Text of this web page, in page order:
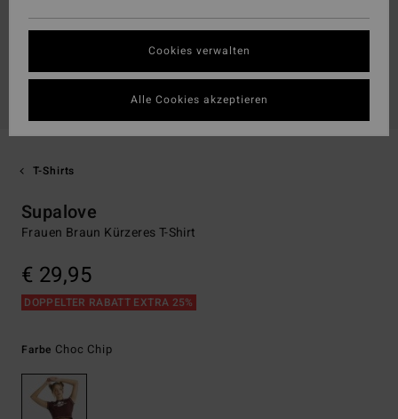
T-Shirts
Supalove
Frauen Braun Kürzeres T-Shirt
€ 29,95
DOPPELTER RABATT EXTRA 25%
Farbe Choc Chip
Cookies verwalten
Alle Cookies akzeptieren